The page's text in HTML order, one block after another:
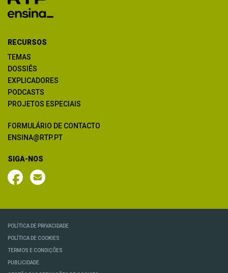
RECURSOS
TEMAS
DOSSIÊS
EXPLICADORES
PODCASTS
PROJETOS ESPECIAIS
FORMULÁRIO DE CONTACTO
ENSINA@RTP.PT
SIGA-NOS
POLÍTICA DE PRIVACIDADE
POLÍTICA DE COOKIES
TERMOS E CONDIÇÕES
PUBLICIDADE